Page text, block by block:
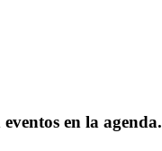
eventos en la agenda.